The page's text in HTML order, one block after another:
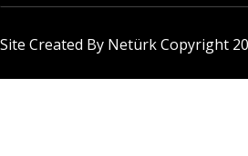
Site Created By Netürk Copyright